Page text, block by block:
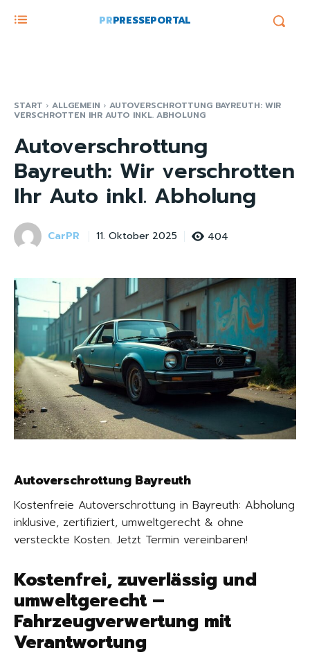
PRPRESSEPORTAL
START ALLGEMEIN AUTOVERSCHROTTUNG BAYREUTH: WIR
VERSCHROTTEN IHR AUTO INKL. ABHOLUNG
Autoverschrottung
Bayreuth: Wir verschrotten
Ihr Auto inkl. Abholung
CarPR 11. Oktober 2025 404
Autoverschrottung Bayreuth
Kostenfreie Autoverschrottung in Bayreuth: Abholung
inklusive, zertifiziert, umweltgerecht & ohne
versteckte Kosten. Jetzt Termin vereinbaren!
Kostenfrei, zuverlässig und
umweltgerecht –
Fahrzeugverwertung mit
Verantwortung